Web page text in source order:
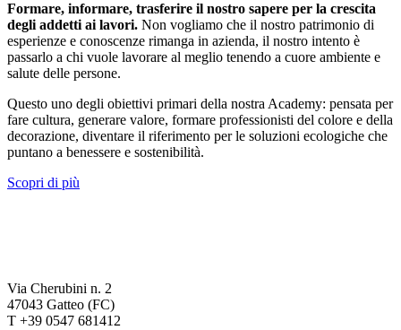
Formare, informare, trasferire il nostro sapere per la crescita
degli addetti ai lavori. Non vogliamo che il nostro patrimonio di
esperienze e conoscenze rimanga in azienda, il nostro intento è
passarlo a chi vuole lavorare al meglio tenendo a cuore ambiente e
salute delle persone.
Questo uno degli obiettivi primari della nostra Academy: pensata per
fare cultura, generare valore, formare professionisti del colore e della
decorazione, diventare il riferimento per le soluzioni ecologiche che
puntano a benessere e sostenibilità.
Scopri di più
Via Cherubini n. 2
47043 Gatteo (FC)
T +39 0547 681412